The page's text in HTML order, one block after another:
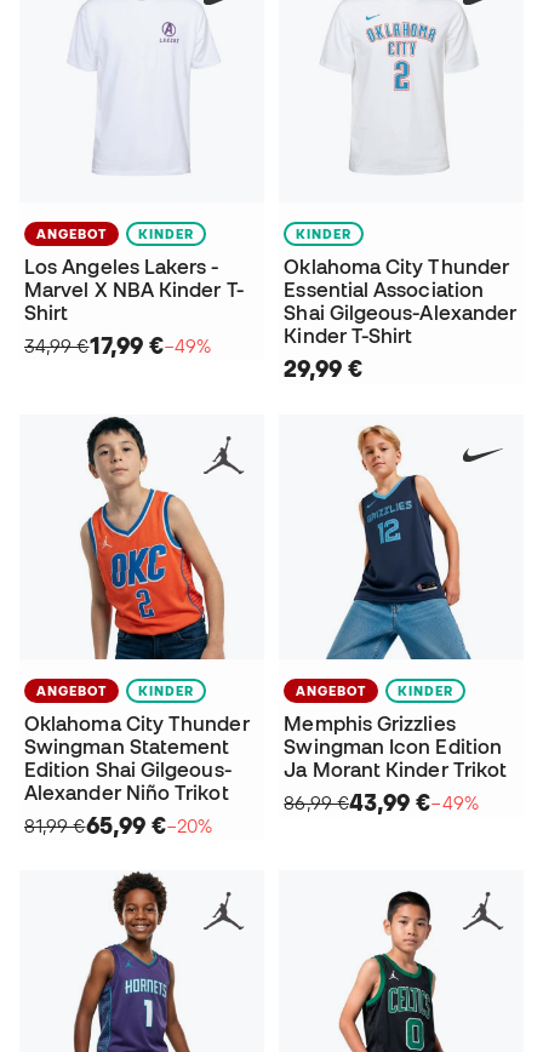
ANGEBOT KINDER
Los Angeles Lakers -
Marvel X NBA Kinder T-
Shirt
34,99 €17,99 €−49%
KINDER
Oklahoma City Thunder
Essential Association
Shai Gilgeous-Alexander
Kinder T-Shirt
29,99 €
ANGEBOT KINDER
Oklahoma City Thunder
Swingman Statement
Edition Shai Gilgeous-
Alexander Niño Trikot
81,99 €65,99 €−20%
ANGEBOT KINDER
Memphis Grizzlies
Swingman Icon Edition
Ja Morant Kinder Trikot
86,99 €43,99 €−49%